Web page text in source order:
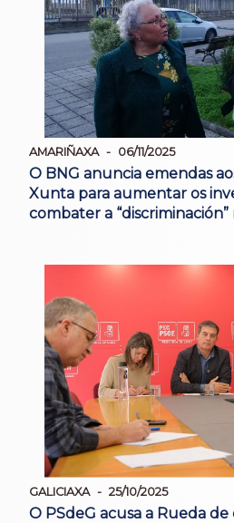
AMARIÑAXA 06/11/2025
O BNG anuncia emendas
Xunta para aumentar os
combater a “discriminación”
GALICIAXA 25/10/2025
O PSdeG acusa a Rueda